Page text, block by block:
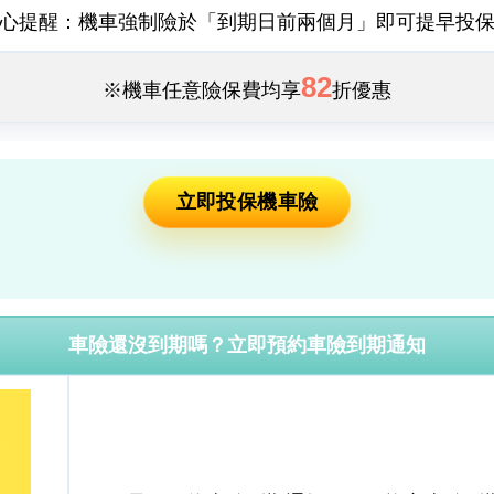
提醒：機車強制險於「到期日前兩個月」即可提早投
※機車任意險保費均享82折優惠
立即投保機車險
車險還沒到期嗎？立即預約車險到期通知